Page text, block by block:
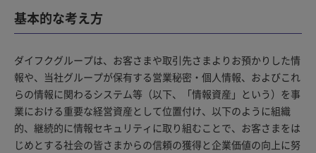
基本的な考え方
ダイフクグループは、お客さまや取引先さまよりお預かりした情
報や、当社グループが保有する営業秘密・個人情報、およびこれ
らの情報に関わるシステム等（以下、「情報資産」という）を事
業における重要な経営資産として位置付け、以下のように組織
的、継続的に情報セキュリティに取り組むことで、お客さまをは
じめとする社会の皆さまからの信頼の獲得と企業価値の向上に努